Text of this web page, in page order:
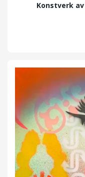
Konstverk